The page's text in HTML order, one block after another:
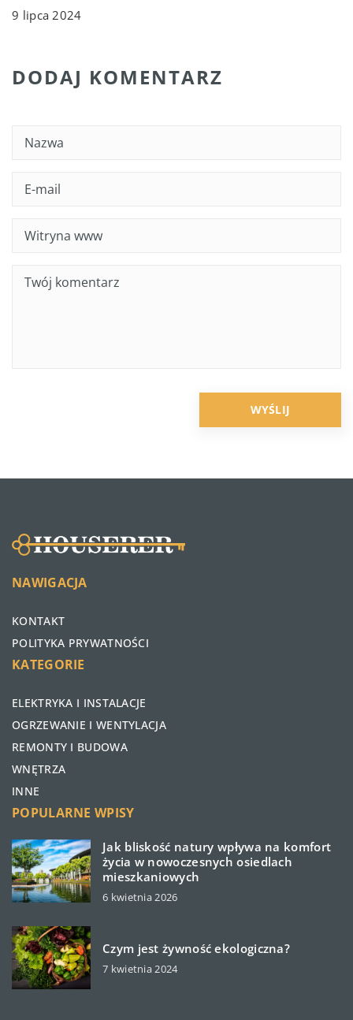
9 lipca 2024
DODAJ KOMENTARZ
NAWIGACJA
KONTAKT
POLITYKA PRYWATNOŚCI
KATEGORIE
ELEKTRYKA I INSTALACJE
OGRZEWANIE I WENTYLACJA
REMONTY I BUDOWA
WNĘTRZA
INNE
POPULARNE WPISY
Jak bliskość natury wpływa na komfort
życia w nowoczesnych osiedlach
mieszkaniowych
6 kwietnia 2026
Czym jest żywność ekologiczna?
7 kwietnia 2024